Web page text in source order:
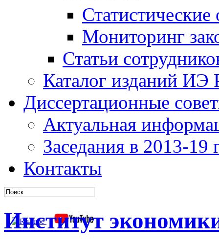
Мониторинг
Статьи
Каталог изданий ИЭ
Диссертационные
Актуальная
Заседания в 2013-19
Контакты
Институт